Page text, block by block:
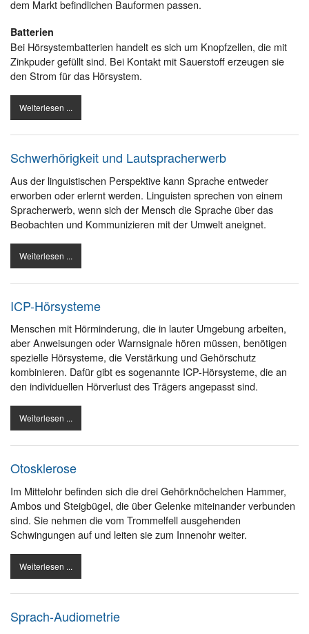
dem Markt befindlichen Bauformen passen.
Batterien
Bei Hörsystembatterien handelt es sich um Knopfzellen, die mit
Zinkpuder gefüllt sind. Bei Kontakt mit Sauerstoff erzeugen sie
den Strom für das Hörsystem.
Weiterlesen ...
Schwerhörigkeit und Lautspracherwerb
Aus der linguistischen Perspektive kann Sprache entweder
erworben oder erlernt werden. Linguisten sprechen von einem
Spracherwerb, wenn sich der Mensch die Sprache über das
Beobachten und Kommunizieren mit der Umwelt aneignet.
Weiterlesen ...
ICP-Hörsysteme
Menschen mit Hörminderung, die in lauter Umgebung arbeiten,
aber Anweisungen oder Warnsignale hören müssen, benötigen
spezielle Hörsysteme, die Verstärkung und Gehörschutz
kombinieren. Dafür gibt es sogenannte ICP-Hörsysteme, die an
den individuellen Hörverlust des Trägers angepasst sind.
Weiterlesen ...
Otosklerose
Im Mittelohr befinden sich die drei Gehörknöchelchen Hammer,
Ambos und Steigbügel, die über Gelenke miteinander verbunden
sind. Sie nehmen die vom Trommelfell ausgehenden
Schwingungen auf und leiten sie zum Innenohr weiter.
Weiterlesen ...
Sprach-Audiometrie